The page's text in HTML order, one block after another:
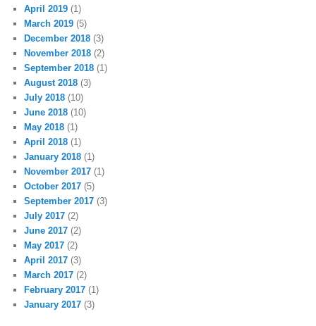
April 2019 (1)
March 2019 (5)
December 2018 (3)
November 2018 (2)
September 2018 (1)
August 2018 (3)
July 2018 (10)
June 2018 (10)
May 2018 (1)
April 2018 (1)
January 2018 (1)
November 2017 (1)
October 2017 (5)
September 2017 (3)
July 2017 (2)
June 2017 (2)
May 2017 (2)
April 2017 (3)
March 2017 (2)
February 2017 (1)
January 2017 (3)